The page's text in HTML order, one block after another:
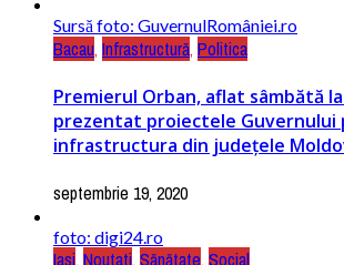
Sursă foto: GuvernulRomâniei.ro
Bacau, Infrastructură, Politica
Premierul Orban, aflat sâmbătă la
prezentat proiectele Guvernului
infrastructura din județele
septembrie 19, 2020
foto: digi24.ro
Iasi, Noutati, Sănătate, Social